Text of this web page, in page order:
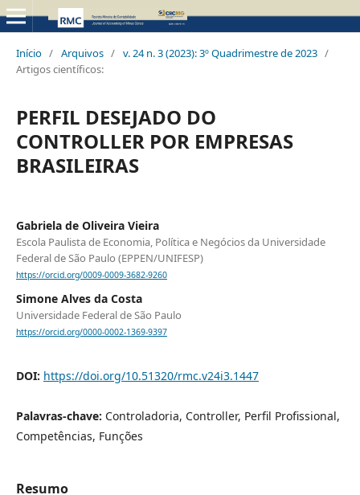
Início / Arquivos / v. 24 n. 3 (2023): 3º Quadrimestre de 2023 /
Artigos científicos:
PERFIL DESEJADO DO
CONTROLLER POR EMPRESAS
BRASILEIRAS
Gabriela de Oliveira Vieira
Escola Paulista de Economia, Política e Negócios da Universidade
Federal de São Paulo (EPPEN/UNIFESP)
https://orcid.org/0009-0009-3682-9260
Simone Alves da Costa
Universidade Federal de São Paulo
https://orcid.org/0000-0002-1369-9397
DOI: https://doi.org/10.51320/rmc.v24i3.1447
Palavras-chave: Controladoria, Controller, Perfil Profissional,
Competências, Funções
Resumo